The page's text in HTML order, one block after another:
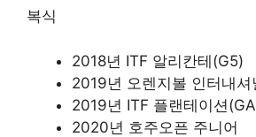
복식
2018년 ITF 알리칸테(G5)
2019년 오렌지볼 인터내셔
2019년 ITF 플랜테이션
2020년 호주오픈 주니어